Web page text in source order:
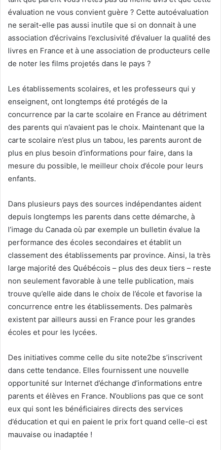
évaluation ne vous convient guère ? Cette autoévaluation
ne serait-elle pas aussi inutile que si on donnait à une
association d’écrivains l’exclusivité d’évaluer la qualité des
livres en France et à une association de producteurs celle
de noter les films projetés dans le pays ?
Les établissements scolaires, et les professeurs qui y
enseignent, ont longtemps été protégés de la
concurrence par la carte scolaire en France au détriment
des parents qui n’avaient pas le choix. Maintenant que la
carte scolaire n’est plus un tabou, les parents auront de
plus en plus besoin d’informations pour faire, dans la
mesure du possible, le meilleur choix d’école pour leurs
enfants.
Dans plusieurs pays des sources indépendantes aident
depuis longtemps les parents dans cette démarche, à
l’image du Canada où par exemple un bulletin évalue la
performance des écoles secondaires et établit un
classement des établissements par province. Ainsi, la très
large majorité des Québécois – plus des deux tiers – reste
non seulement favorable à une telle publication, mais
trouve qu’elle aide dans le choix de l’école et favorise la
concurrence entre les établissements. Des palmarès
existent par ailleurs aussi en France pour les grandes
écoles et pour les lycées.
Des initiatives comme celle du site note2be s’inscrivent
dans cette tendance. Elles fournissent une nouvelle
opportunité sur Internet d’échange d’informations entre
parents et élèves en France. N’oublions pas que ce sont
eux qui sont les bénéficiaires directs des services
d’éducation et qui en paient le prix fort quand celle-ci est
mauvaise ou inadaptée !